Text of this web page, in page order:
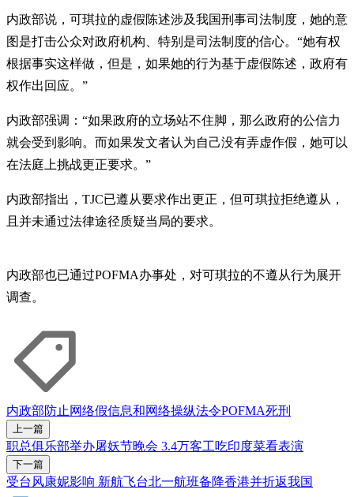
内政部说，可琪拉的虚假陈述涉及我国刑事司法制度，她的意
图是打击公众对政府机构、特别是司法制度的信心。“她有权
根据事实这样做，但是，如果她的行为基于虚假陈述，政府有
权作出回应。”
内政部强调：“如果政府的立场站不住脚，那么政府的公信力
就会受到影响。而如果发文者认为自己没有弄虚作假，她可以
在法庭上挑战更正要求。”
内政部指出，TJC已遵从要求作出更正，但可琪拉拒绝遵从，
且并未通过法律途径质疑当局的要求。
内政部也已通过POFMA办事处，对可琪拉的不遵从行为展开
调查。
内政部防止网络假信息和网络操纵法令POFMA死刑
上一篇
职总俱乐部举办屠妖节晚会 3.4万客工吃印度菜看表演
下一篇
受台风康妮影响 新航飞台北一航班备降香港并折返我国